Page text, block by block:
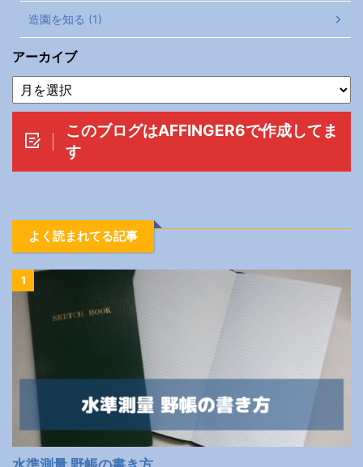
造園を知る (1)
アーカイブ
このブログはAFFINGER6で作成してま
す
よく読まれてる記事
1